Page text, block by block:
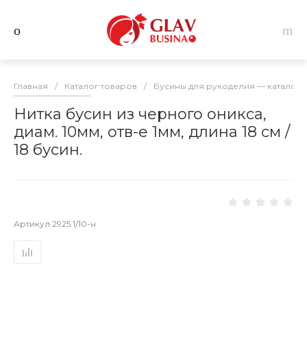
Главная / Каталог товаров / Бусины для рукоделия — каталог
Нитка бусин из черного оникса,
диам. 10мм, отв-е 1мм, длина 18 см /
18 бусин.
Артикул 2925.1/10-н